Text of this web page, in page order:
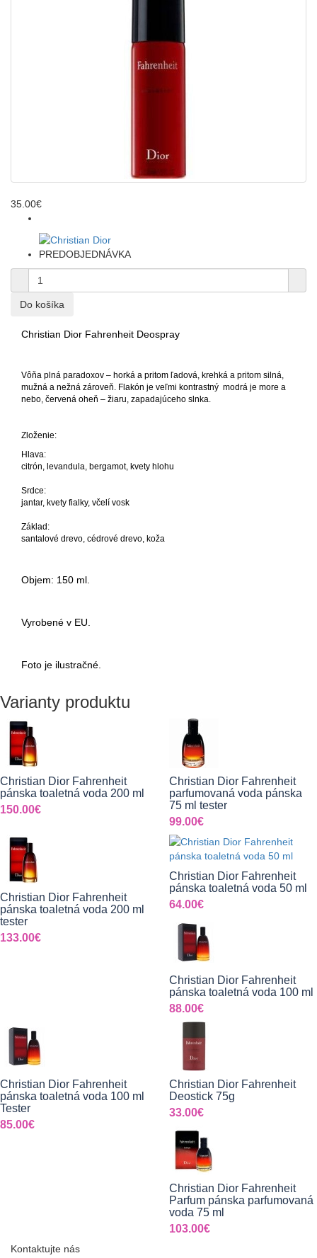
35.00€
PREDOBJEDNÁVKA
Christian Dior Fahrenheit Deospray
Vôňa plná paradoxov – horká a pritom ľadová, krehká a pritom silná,
mužná a nežná zároveň. Flakón je veľmi kontrastný modrá je more a
nebo, červená oheň – žiaru, zapadajúceho slnka.
Zloženie:
Hlava:
citrón, levandula, bergamot, kvety hlohu
Srdce:
jantar, kvety fialky, včelí vosk
Základ:
santalové drevo, cédrové drevo, koža
Objem: 150 ml.
Vyrobené v EU.
Foto je ilustračné.
Varianty produktu
Christian Dior Fahrenheit
pánska toaletná voda 200 ml
150.00€
Christian Dior Fahrenheit
parfumovaná voda pánska
75 ml tester
99.00€
Christian Dior Fahrenheit
pánska toaletná voda 200 ml
tester
133.00€
Christian Dior Fahrenheit
pánska toaletná voda 50 ml
64.00€
Christian Dior Fahrenheit
pánska toaletná voda 100 ml
88.00€
Christian Dior Fahrenheit
pánska toaletná voda 100 ml
Tester
85.00€
Christian Dior Fahrenheit
Deostick 75g
33.00€
Christian Dior Fahrenheit
Parfum pánska parfumovaná
voda 75 ml
103.00€
Kontaktujte nás